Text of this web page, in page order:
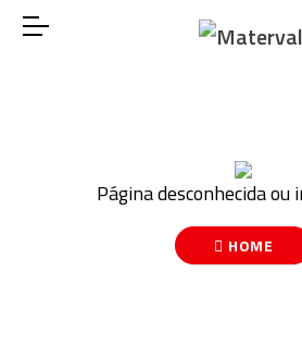
Página desconhecida ou
HOME